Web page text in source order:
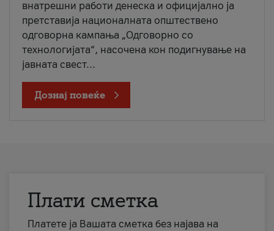
внатрешни работи денеска и официјално ја
претставија националната општествено
одговорна кампања „Одговорно со
технологијата“, насочена кон подигнување на
јавната свест...
Дознај повеќе
Плати сметка
Платете ја Вашата сметка без најава на